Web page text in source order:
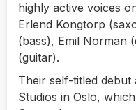
highly active voices
Erlend Kongtorp
(bass), Emil Norman
(guitar).
Their self-titled
Studios in Oslo,